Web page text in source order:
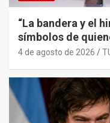
“La bandera y el
símbolos de
4 de agosto de 2026